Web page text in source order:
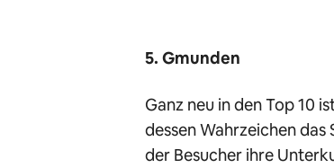
5. Gmunden
Ganz neu in den Top 10
dessen Wahrzeichen
der Besucher ihre